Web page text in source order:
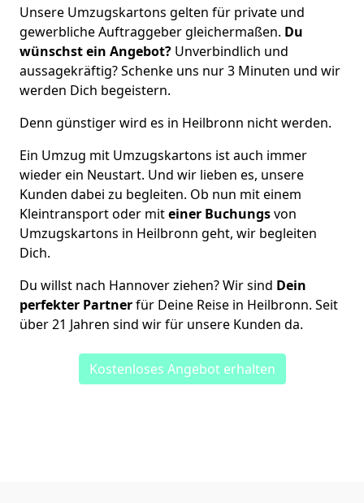
Unsere Umzugskartons gelten für private und
gewerbliche Auftraggeber gleichermaßen. Du
wünschst ein Angebot? Unverbindlich und
aussagekräftig? Schenke uns nur 3 Minuten und wir
werden Dich begeistern.
Denn günstiger wird es in Heilbronn nicht werden.
Ein Umzug mit Umzugskartons ist auch immer
wieder ein Neustart. Und wir lieben es, unsere
Kunden dabei zu begleiten. Ob nun mit einem
Kleintransport oder miteiner Buchungsvon
Umzugskartons in Heilbronn geht, wir begleiten
Dich.
Du willst nach Hannover ziehen? Wir sind Dein
perfekter Partnerfür Deine Reise in Heilbronn. Seit
über 21 Jahren sind wir für unsere Kunden da.
Kostenloses Angebot erhalten